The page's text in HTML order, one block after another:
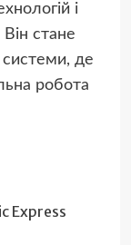
і
стане
де
робота
Express